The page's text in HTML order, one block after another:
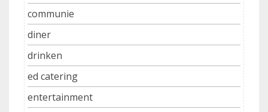
communie
diner
drinken
ed catering
entertainment